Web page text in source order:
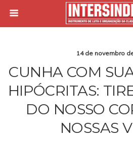
14 de novembro
CUNHA COM
HIPÓCRITAS:
DO NOSSO
NOSSAS